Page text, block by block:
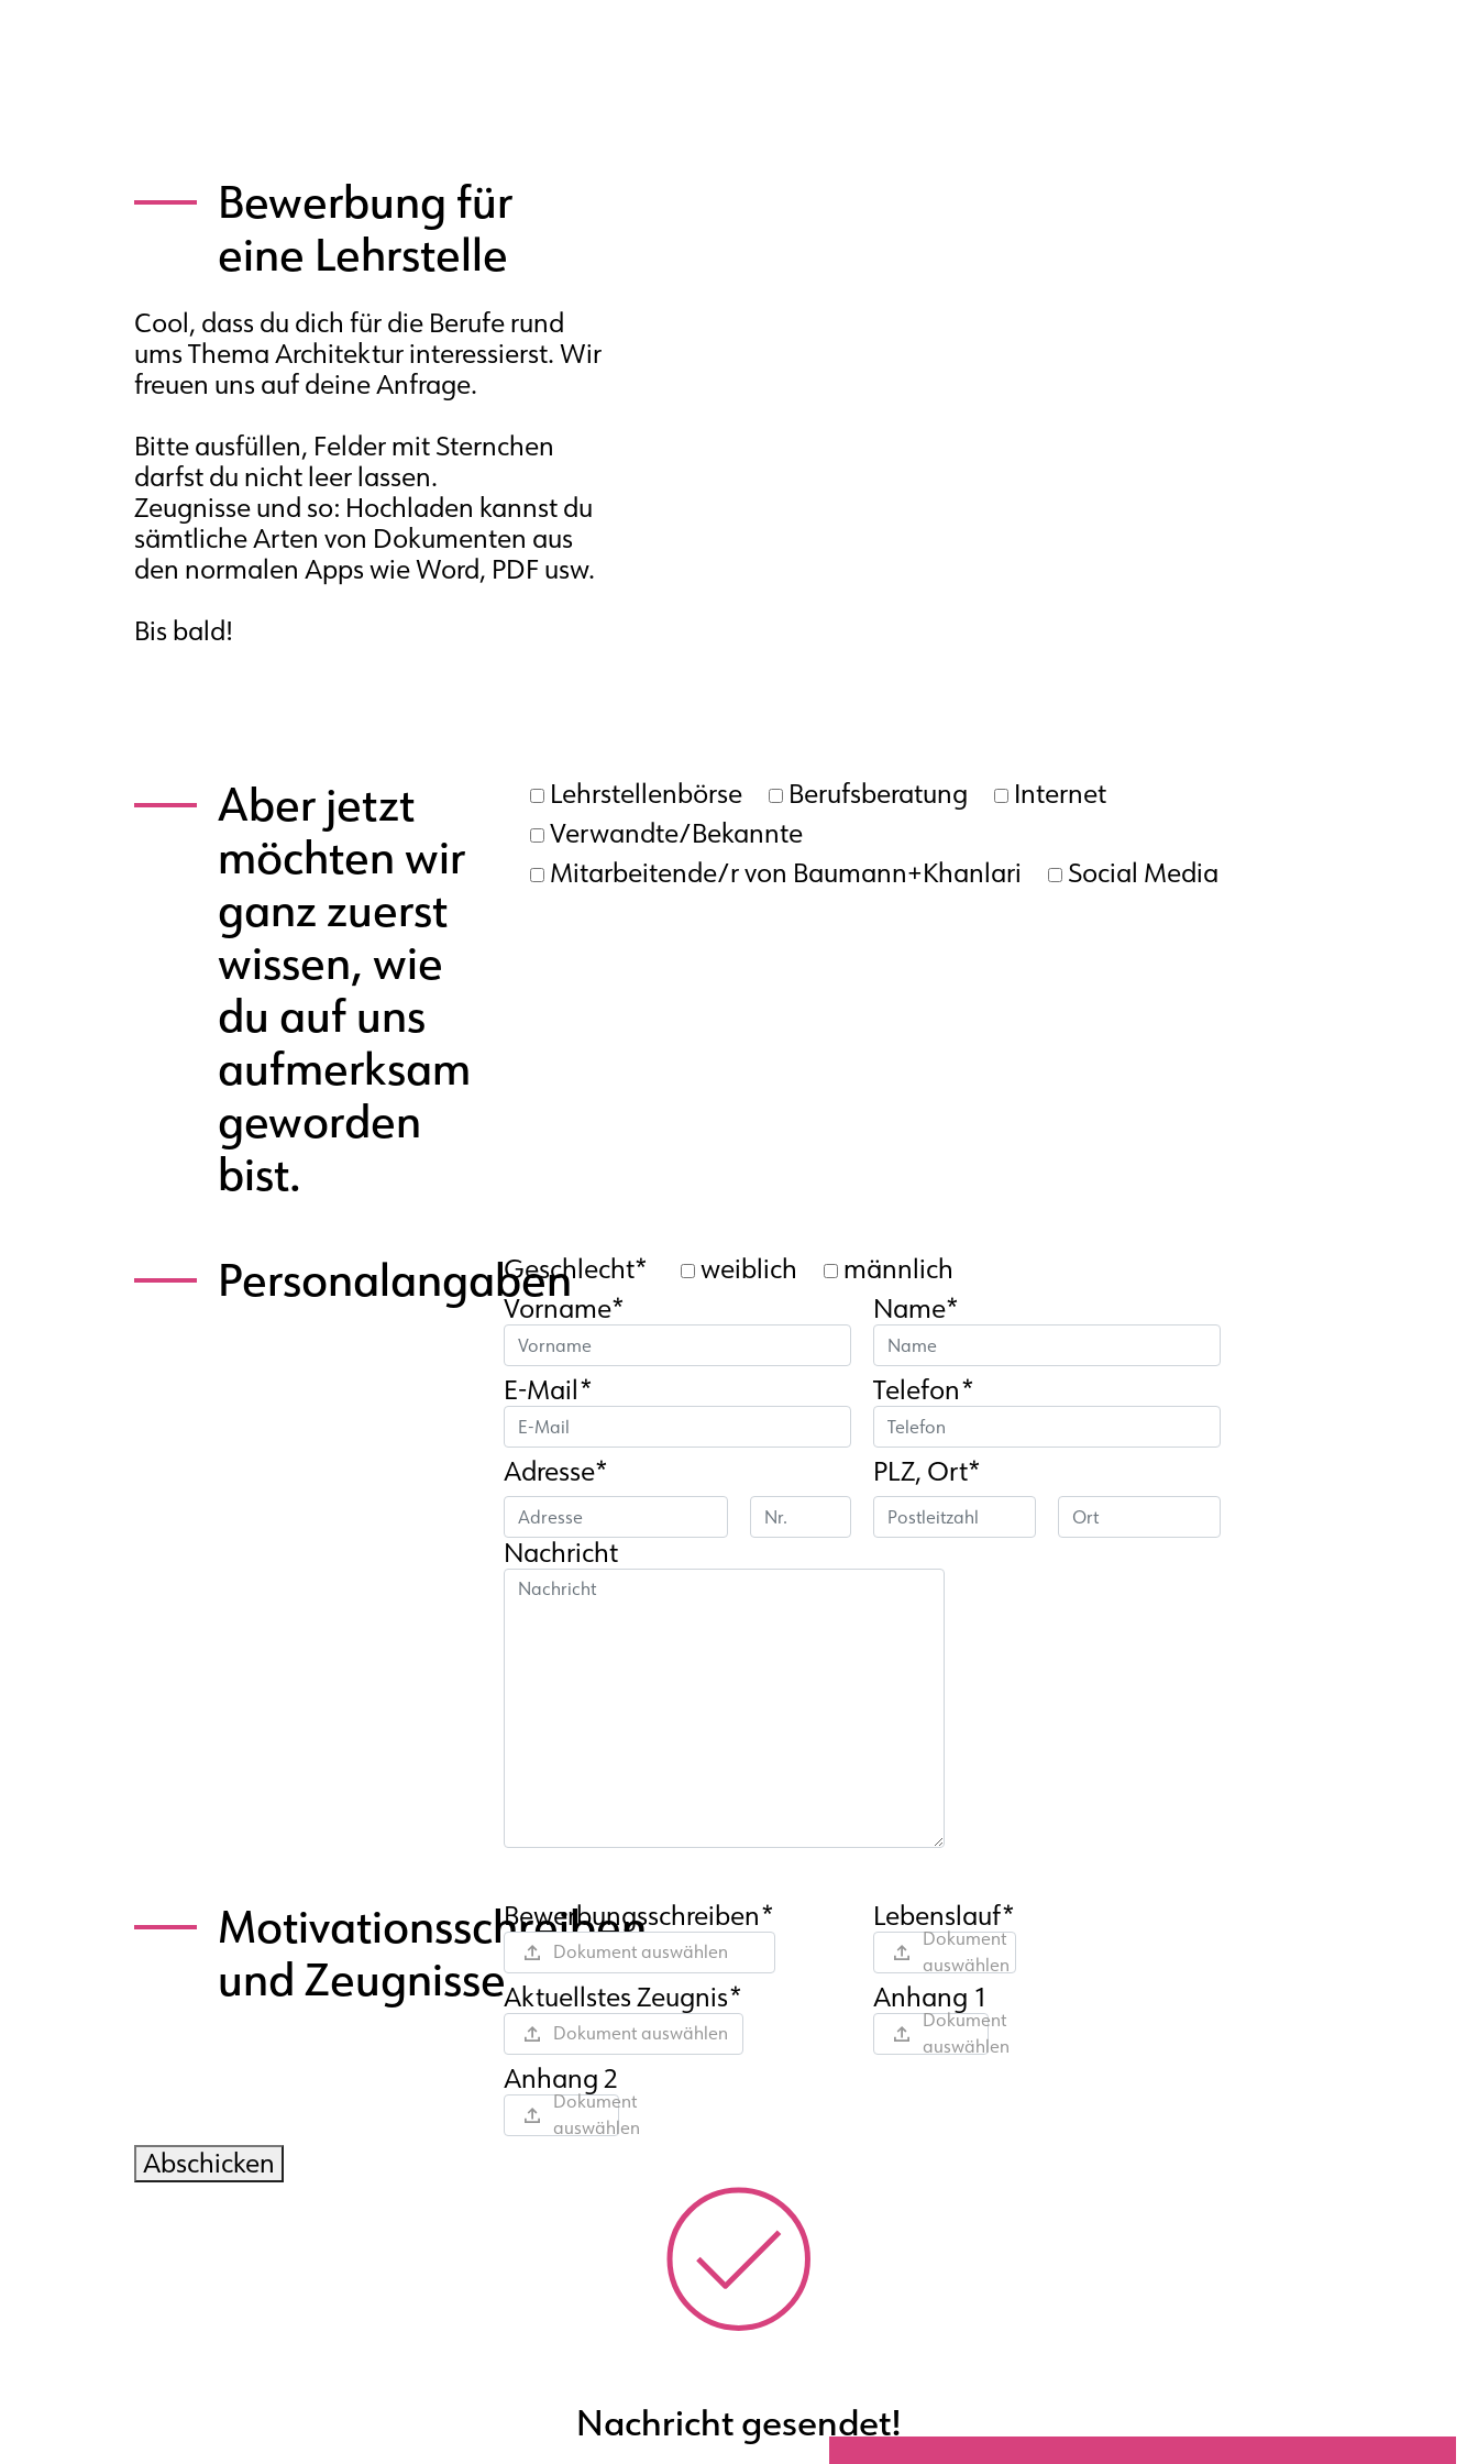
Bewerbung für
eine Lehrstelle
Cool, dass du dich für die Berufe rund
ums Thema Architektur interessierst. Wir
freuen uns auf deine Anfrage.
Bitte ausfüllen, Felder mit Sternchen
darfst du nicht leer lassen.
Zeugnisse und so: Hochladen kannst du
sämtliche Arten von Dokumenten aus
den normalen Apps wie Word, PDF usw.
Bis bald!
Aber jetzt
möchten wir
ganz zuerst
wissen, wie
du auf uns
aufmerksam
geworden
bist.
Lehrstellenbörse Berufsberatung
Internet
Verwandte/Bekannte
Mitarbeitende/r von Baumann+Khanlari
Social Media
PersonalangabenGeschlecht* weiblich
männlich
Vorname*
Name*
E-Mail* Telefon*
Adresse* PLZ, Ort*
Nachricht
Motivationsschreiben
und Zeugnisse
Bewerbungsschreiben*
Dokument auswählen
Lebenslauf*
Dokument
auswählen
Aktuellstes Zeugnis*
Dokument auswählen
Anhang 1
Dokument
auswählen
Anhang 2
Dokument
auswählen
Abschicken
Nachricht gesendet!